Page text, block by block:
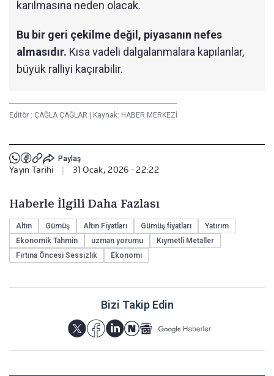
karılmasına neden olacak.
Bu bir geri çekilme değil, piyasanın nefes
almasıdır. Kısa vadeli dalgalanmalara kapılanlar,
büyük ralliyi kaçırabilir.
Editör : ÇAĞLA ÇAĞLAR | Kaynak: HABER MERKEZİ
Paylaş
Yayın Tarihi 31 Ocak, 2026 - 22:22
Haberle İlgili Daha Fazlası
Altın Gümüş Altın Fiyatları Gümüş fiyatları
Yatırım
Ekonomik Tahmin
uzman yorumu
Kıymetli Metaller
Fırtına Öncesi Sessizlik
Ekonomi
Bizi Takip Edin